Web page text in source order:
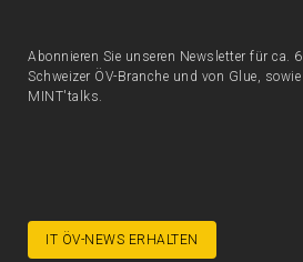
Abonnieren Sie unseren Newsletter für ca.
Schweizer ÖV-Branche und von Glue,
MINT'talks.
IT ÖV-NEWS ERHALTEN